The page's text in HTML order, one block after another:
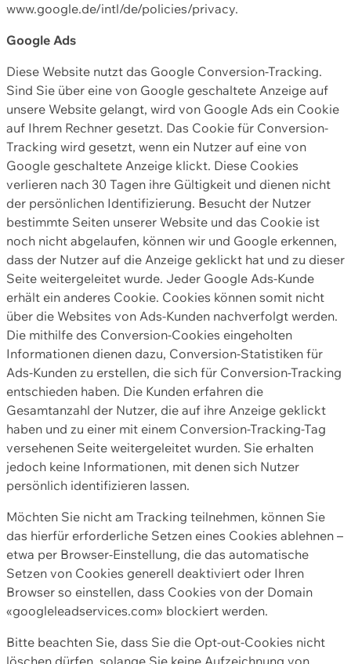
www.google.de/intl/de/policies/privacy.
Google Ads
Diese Website nutzt das Google Conversion-Tracking.
Sind Sie über eine von Google geschaltete Anzeige auf
unsere Website gelangt, wird von Google Ads ein Cookie
auf Ihrem Rechner gesetzt. Das Cookie für Conversion-
Tracking wird gesetzt, wenn ein Nutzer auf eine von
Google geschaltete Anzeige klickt. Diese Cookies
verlieren nach 30 Tagen ihre Gültigkeit und dienen nicht
der persönlichen Identifizierung. Besucht der Nutzer
bestimmte Seiten unserer Website und das Cookie ist
noch nicht abgelaufen, können wir und Google erkennen,
dass der Nutzer auf die Anzeige geklickt hat und zu dieser
Seite weitergeleitet wurde. Jeder Google Ads-Kunde
erhält ein anderes Cookie. Cookies können somit nicht
über die Websites von Ads-Kunden nachverfolgt werden.
Die mithilfe des Conversion-Cookies eingeholten
Informationen dienen dazu, Conversion-Statistiken für
Ads-Kunden zu erstellen, die sich für Conversion-Tracking
entschieden haben. Die Kunden erfahren die
Gesamtanzahl der Nutzer, die auf ihre Anzeige geklickt
haben und zu einer mit einem Conversion-Tracking-Tag
versehenen Seite weitergeleitet wurden. Sie erhalten
jedoch keine Informationen, mit denen sich Nutzer
persönlich identifizieren lassen.
Möchten Sie nicht am Tracking teilnehmen, können Sie
das hierfür erforderliche Setzen eines Cookies ablehnen –
etwa per Browser-Einstellung, die das automatische
Setzen von Cookies generell deaktiviert oder Ihren
Browser so einstellen, dass Cookies von der Domain
«googleleadservices.com» blockiert werden.
Bitte beachten Sie, dass Sie die Opt-out-Cookies nicht